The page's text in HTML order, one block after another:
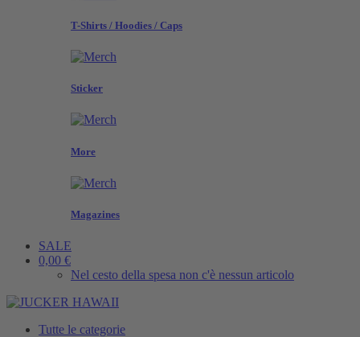
T-Shirts / Hoodies / Caps
Sticker
More
Magazines
SALE
0,00 €
Nel cesto della spesa non c'è nessun articolo
Tutte le categorie